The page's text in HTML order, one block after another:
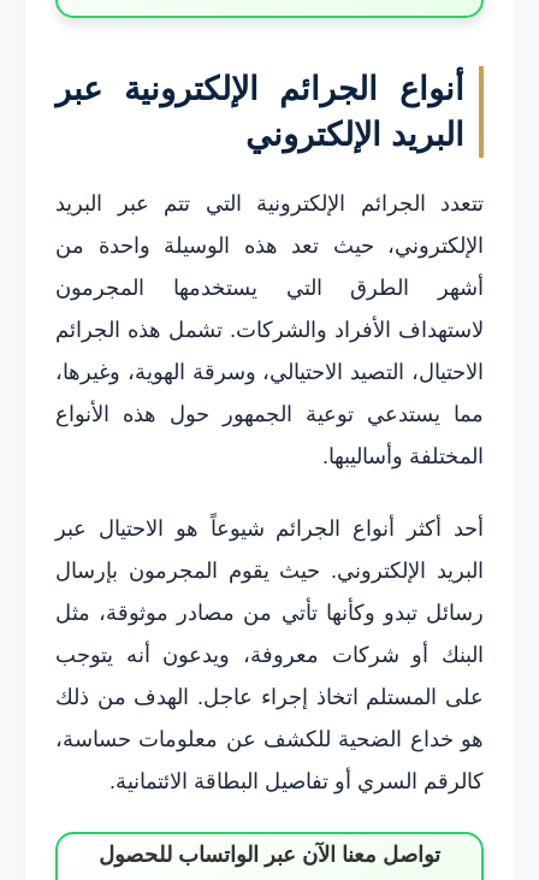
أنواع الجرائم الإلكترونية عبر
البريد الإلكتروني
تتعدد الجرائم الإلكترونية التي تتم عبر البريد
الإلكتروني، حيث تعد هذه الوسيلة واحدة من
أشهر الطرق التي يستخدمها المجرمون
لاستهداف الأفراد والشركات. تشمل هذه الجرائم
الاحتيال، التصيد الاحتيالي، وسرقة الهوية، وغيرها،
مما يستدعي توعية الجمهور حول هذه الأنواع
المختلفة وأساليبها.
أحد أكثر أنواع الجرائم شيوعاً هو الاحتيال عبر
البريد الإلكتروني. حيث يقوم المجرمون بإرسال
رسائل تبدو وكأنها تأتي من مصادر موثوقة، مثل
البنك أو شركات معروفة، ويدعون أنه يتوجب
على المستلم اتخاذ إجراء عاجل. الهدف من ذلك
هو خداع الضحية للكشف عن معلومات حساسة،
كالرقم السري أو تفاصيل البطاقة الائتمانية.
تواصل معنا الآن عبر الواتساب للحصول